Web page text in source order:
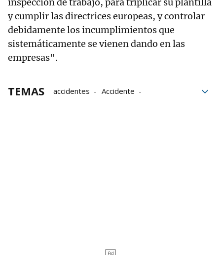
inspección de trabajo, para triplicar su plantilla
y cumplir las directrices europeas, y controlar
debidamente los incumplimientos que
sistemáticamente se vienen dando en las
empresas".
TEMAS accidentes
Accidente